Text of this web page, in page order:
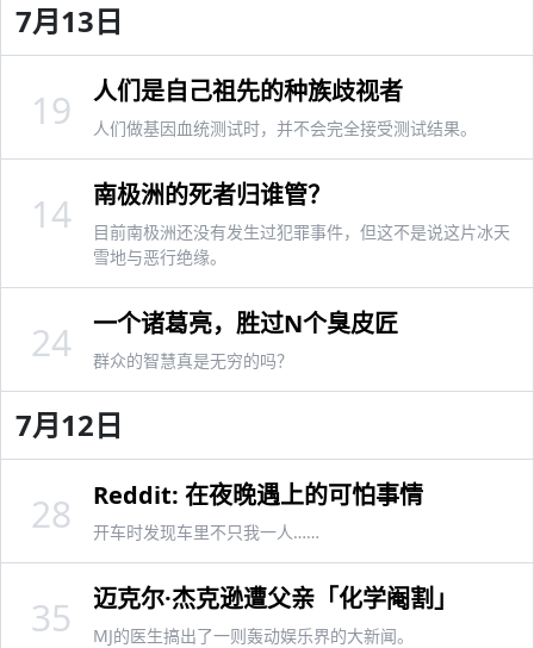
7月13日
人们是自己祖先的种族歧视者
人们做基因血统测试时，并不会完全接受测试结果。
19
南极洲的死者归谁管？
目前南极洲还没有发生过犯罪事件，但这不是说这片冰天
雪地与恶行绝缘。
14
一个诸葛亮，胜过N个臭皮匠
群众的智慧真是无穷的吗？
24
7月12日
Reddit: 在夜晚遇上的可怕事情
开车时发现车里不只我一人……
28
迈克尔·杰克逊遭父亲「化学阉割」
MJ的医生搞出了一则轰动娱乐界的大新闻。
35